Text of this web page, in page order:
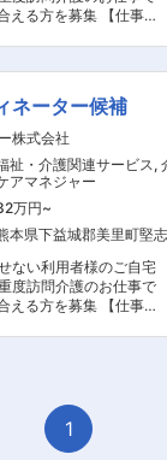
として成長できます。
を募集 【仕事内
全管理 ■生活介助：
理など） ■身体介護：
介助など ■医療的ケ
養（胃ろう・腸ろう）
ます ◎最初は先
業務の流れや注意点を
験の方もプロとして成
ネーター候補
株式会社
祉・介護関連サービス,
アマネジャー
万円~
本県下益城郡美里町堅
ない利用者様のご自宅
度訪問介護のお仕事で
を募集 【仕事内
えるお仕事を主にお願
を気軽に受けられる頼
ください！ ■介護
1